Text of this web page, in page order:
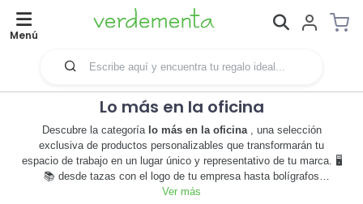
Menú
Lo más en la oficina
Descubre la categoría lo más en la oficina, una selección
exclusiva de productos personalizables que transformarán tu
espacio de trabajo en un lugar único y representativo de tu marca. 🖥️
📚 desde tazas con el logo de tu empresa hasta bolígrafos
estilizados, cada artículo está diseñado para mejorar la
Ver más